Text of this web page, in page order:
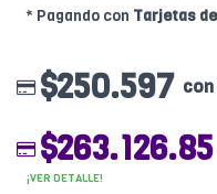
* Pagando con Tarjetas
$250.597
$263.126.85
¡VER DETALLE!